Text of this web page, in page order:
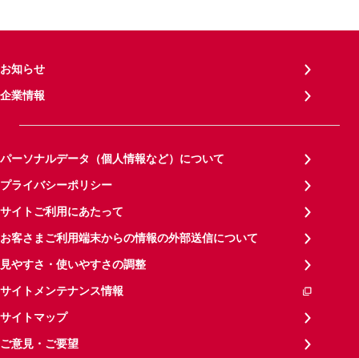
お知らせ
企業情報
パーソナルデータ（個人情報など）について
プライバシーポリシー
サイトご利用にあたって
お客さまご利用端末からの情報の外部送信について
見やすさ・使いやすさの調整
サイトメンテナンス情報
サイトマップ
ご意見・ご要望